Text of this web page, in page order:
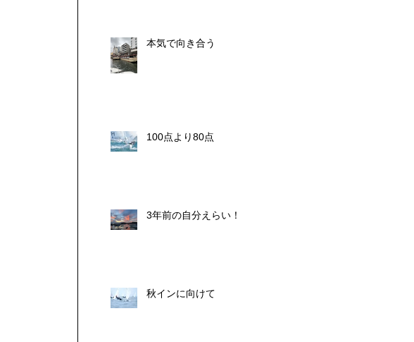
本気で向き合う
100点より80点
3年前の自分えらい！
秋インに向けて